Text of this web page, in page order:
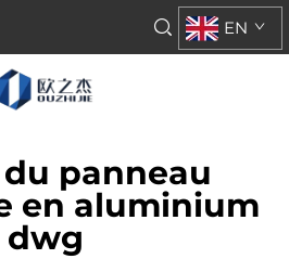
EN
panneau
en aluminium
dwg